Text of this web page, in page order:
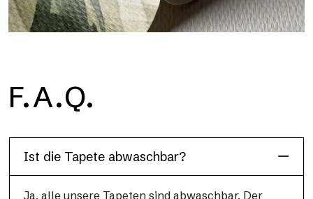
H2O ist die wasserdichte Glasfaser-Badezimmertapete, ideal
für Duschkabinen und feuchte Umgebungen, mit hoher
F.A.Q.
Ist die Tapete abwaschbar?
Ja, alle unsere Tapeten sind abwaschbar. Der